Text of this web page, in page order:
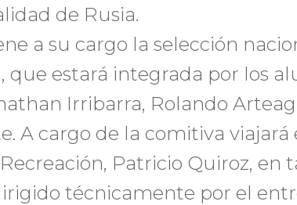
de Rusia.
a su cargo la selección
que estará integrada por los
Irribarra, Rolando
A cargo de la comitiva viajará
Patricio Quiroz, en
técnicamente por el